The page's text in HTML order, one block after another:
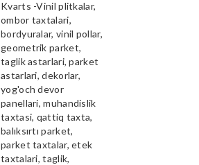
Kvarts -Vinil plitkalar,
ombor taxtalari,
bordyuralar, vinil pollar,
geometrik parket,
taglik astarlari, parket
astarlari, dekorlar,
yog'och devor
panellari, muhandislik
taxtasi, qattiq taxta,
balıksırtı parket,
parket taxtalar, etek
taxtalari, taglik,